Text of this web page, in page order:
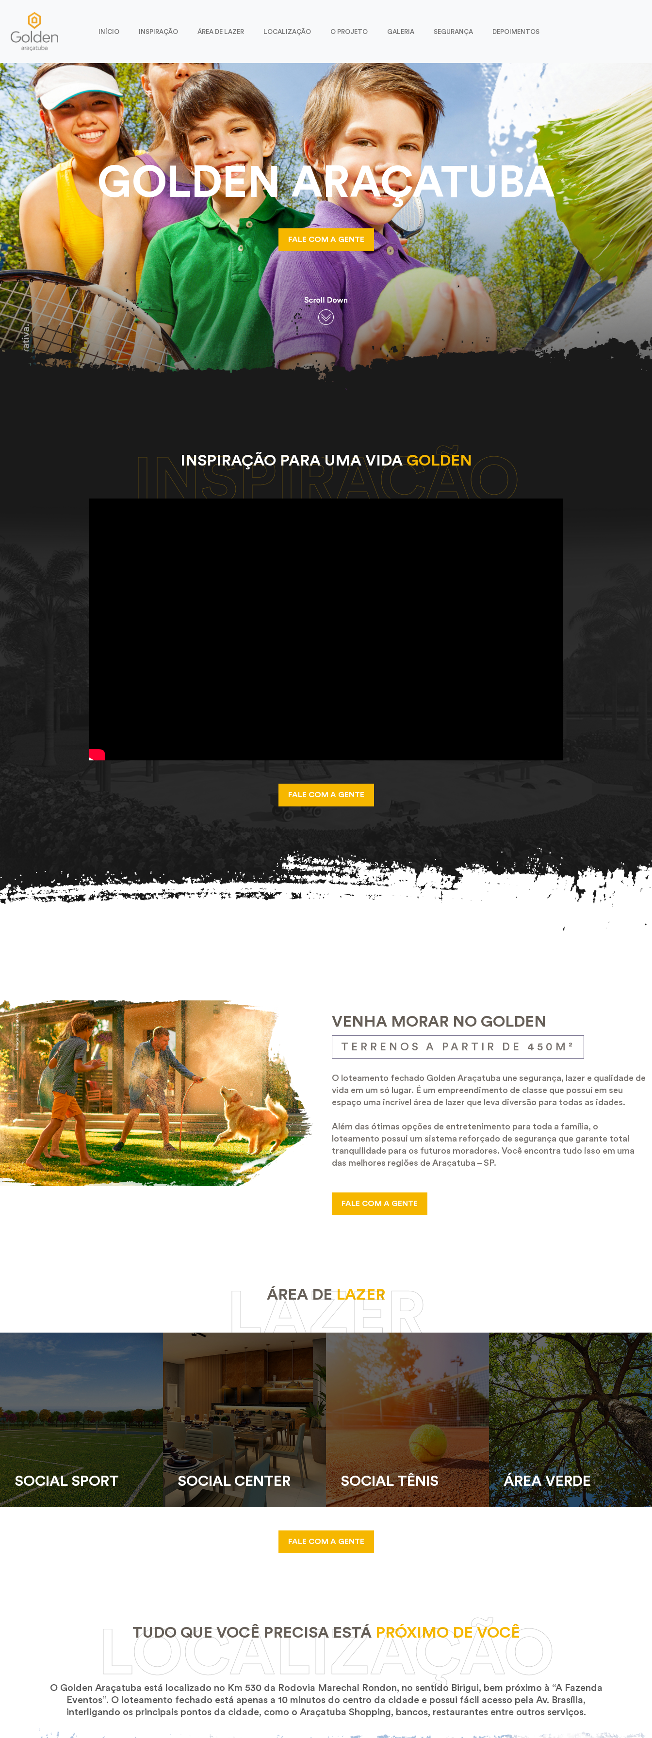
INÍCIO INSPIRAÇÃO ÁREA DE LAZER LOCALIZAÇÃO O PROJETO GALERIA SEGURANÇA DEPOIMENTOS
GOLDEN ARAÇATUBA
FALE COM A GENTE
INSPIRAÇÃO PARA UMA VIDAGOLDEN
INSPIRAÇÃO
FALE COM A GENTE
VENHA MORAR NO GOLDEN
TERRENOS A PARTIR DE 450M²
O loteamento fechado Golden Araçatuba une segurança, lazer e qualidade de
vida em um só lugar. É um empreendimento de classe que possuí em seu
espaço uma incrível área de lazer que leva diversão para todas as idades.
Além das ótimas opções de entretenimento para toda a família, o
loteamento possui um sistema reforçado de segurança que garante total
tranquilidade para os futuros moradores. Você encontra tudo isso em uma
das melhores regiões de Araçatuba – SP.
FALE COM A GENTE
ÁREA DELAZER
LAZER
SOCIAL SPORT SOCIAL CENTER SOCIAL TÊNIS ÁREA VERDE
FALE COM A GENTE
TUDO QUE VOCÊ PRECISA ESTÁ PRÓXIMO DE VOCÊ
LOCALIZAÇÃO
O Golden Araçatuba está localizado no Km 530 da Rodovia Marechal Rondon, no sentido Birigui, bem próximo à “A Fazenda
Eventos”. O loteamento fechado está apenas a 10 minutos do centro da cidade e possui fácil acesso pela Av. Brasília,
interligando os principais pontos da cidade, como o Araçatuba Shopping, bancos, restaurantes entre outros serviços.